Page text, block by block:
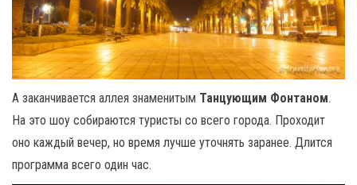
А заканчивается аллея знаменитым Танцующим Фонтаном.
На это шоу собираются туристы со всего города. Проходит
оно каждый вечер, но время лучше уточнять заранее. Длится
программа всего один час.